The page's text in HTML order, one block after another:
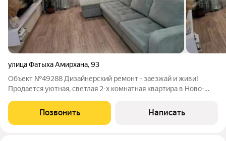
улица Фатыха Амирхана,93
Объект №49288 Дизайнерский ремонт - заезжай и живи!
Продается уютная, светлая 2-х комнатная квартира в Ново-
площадь 50.3. Большая кухня, просторные комнаты в светлых
тонах, с/у раздельный в кафеле.
Позвонить Написать